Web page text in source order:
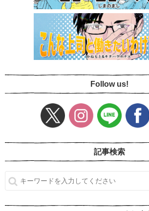
Follow us!
記事検索